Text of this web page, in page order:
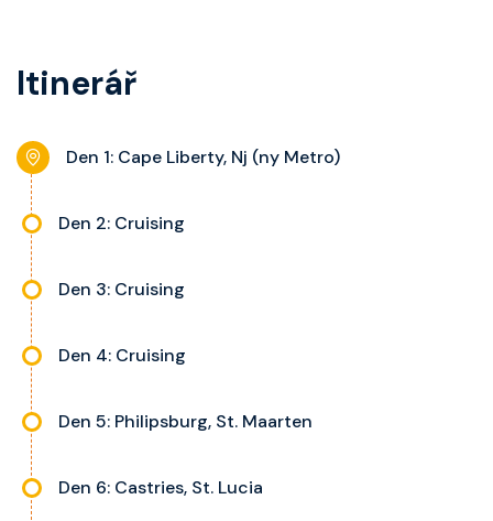
nastavitelnou klimatizaci,
noční stolky, trezor a balkon s
výhledem, velikost kajuty a balkonu
Itinerář
Den 1: Cape Liberty, Nj (ny Metro)
Den 2: Cruising
Den 3: Cruising
Den 4: Cruising
Den 5: Philipsburg, St. Maarten
Den 6: Castries, St. Lucia